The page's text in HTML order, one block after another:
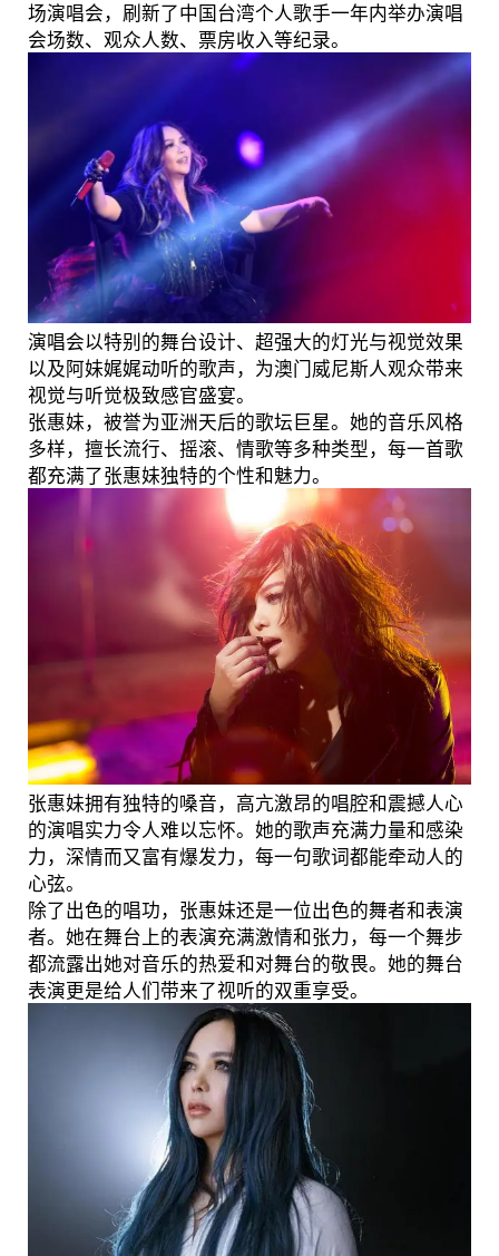
场演唱会，刷新了中国台湾个人歌手一年内举办演唱
会场数、观众人数、票房收入等纪录。
演唱会以特别的舞台设计、超强大的灯光与视觉效果
以及阿妹娓娓动听的歌声，为澳门威尼斯人观众带来
视觉与听觉极致感官盛宴。
张惠妹，被誉为亚洲天后的歌坛巨星。她的音乐风格
多样，擅长流行、摇滚、情歌等多种类型，每一首歌
都充满了张惠妹独特的个性和魅力。
张惠妹拥有独特的嗓音，高亢激昂的唱腔和震撼人心
的演唱实力令人难以忘怀。她的歌声充满力量和感染
力，深情而又富有爆发力，每一句歌词都能牵动人的
心弦。
除了出色的唱功，张惠妹还是一位出色的舞者和表演
者。她在舞台上的表演充满激情和张力，每一个舞步
都流露出她对音乐的热爱和对舞台的敬畏。她的舞台
表演更是给人们带来了视听的双重享受。